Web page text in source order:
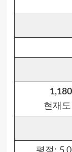
현재도